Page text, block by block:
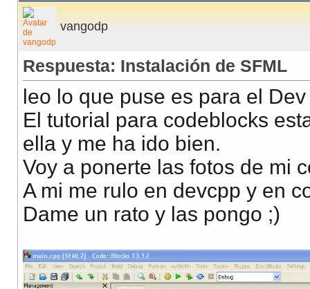
vangodp
Respuesta: Instalación de SFML
leo lo que puse es para el
El tutorial para codeblocks
ella y me ha ido bien.
Voy a ponerte las fotos de mi
A mi me rulo en devcpp y en
Dame un rato y las pongo ;)